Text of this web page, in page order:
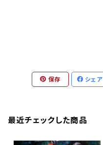
保存 シェア
最近チェックした商品